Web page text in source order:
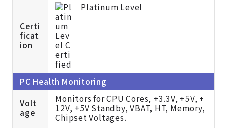
Certi
ficat
ion
Platinum Level
PC Health Monitoring
Volt
age
Monitors for CPU Cores, +3.3V, +5V, +
12V, +5V Standby, VBAT, HT, Memory,
Chipset Voltages.